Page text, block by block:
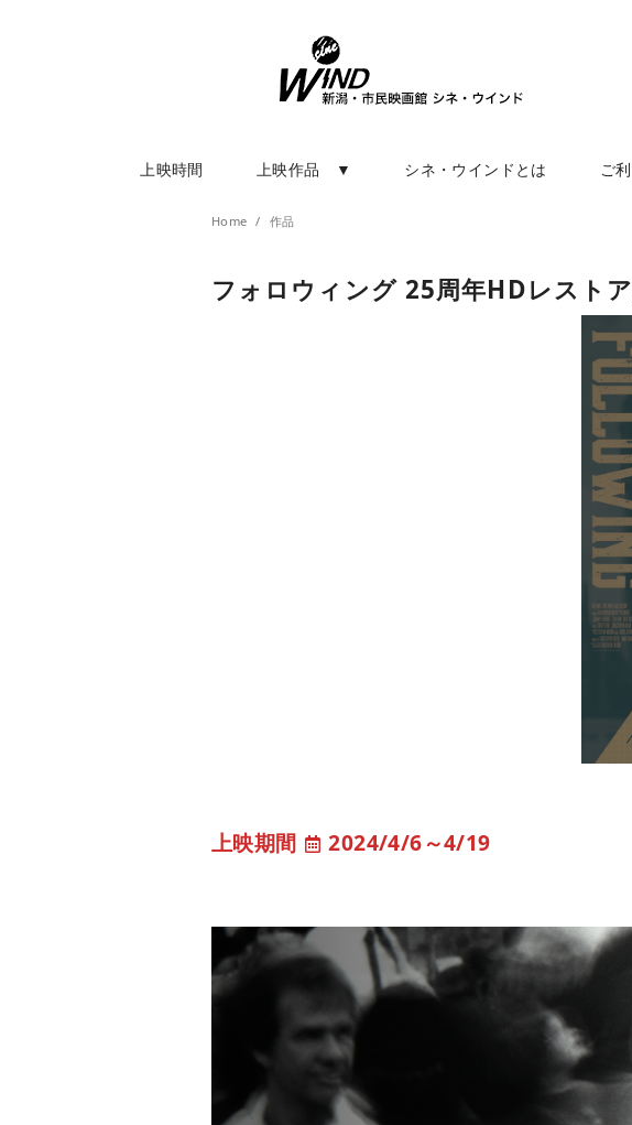
上映時間 上映作品 ▼ シネ・ウインドとは ご
Home 作品
フォロウィング 25周年HDレスト
2024/4/6～4/19